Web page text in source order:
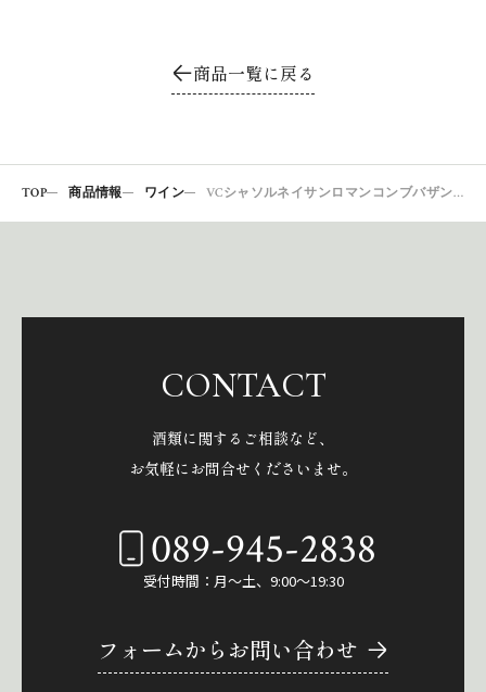
商品一覧に戻る
TOP 商品情報 ワイン VCシャソルネイサンロマンコンブバザン白15
CONTACT
酒類に関するご相談など、
お気軽にお問合せくださいませ。
089-945-2838
受付時間：月～土、9:00～19:30
フォームからお問い合わせ